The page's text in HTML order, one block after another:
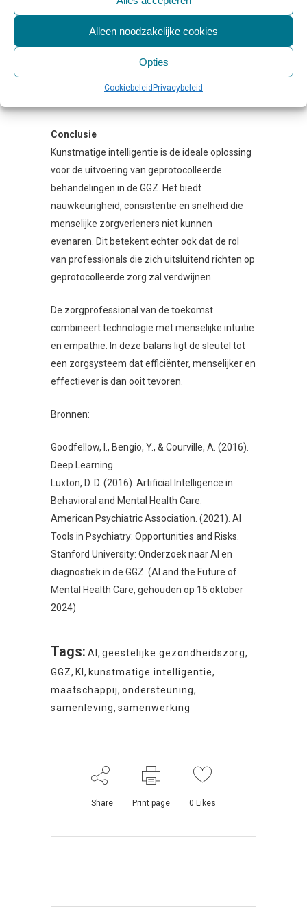
Alleen noodzakelijke cookies
Opties
Cookiebeleid Privacybeleid
standaardzorg, blijft de mens nodig voor
diagnostische en behandeluitdagingen buiten
de norm.
Empathie en relatie: De menselijke verbinding in
zorg blijft een kernwaarde die technologie niet
Conclusie
Kunstmatige intelligentie is de ideale oplossing
voor de uitvoering van geprotocolleerde
behandelingen in de GGZ. Het biedt
nauwkeurigheid, consistentie en snelheid die
menselijke zorgverleners niet kunnen
evenaren. Dit betekent echter ook dat de rol
van professionals die zich uitsluitend richten op
geprotocolleerde zorg zal verdwijnen.
De zorgprofessional van de toekomst
combineert technologie met menselijke intuïtie
en empathie. In deze balans ligt de sleutel tot
een zorgsysteem dat efficiënter, menselijker en
effectiever is dan ooit tevoren.
Bronnen:
Goodfellow, I., Bengio, Y., & Courville, A. (2016).
Deep Learning.
Luxton, D. D. (2016). Artificial Intelligence in
Behavioral and Mental Health Care.
American Psychiatric Association. (2021). AI
Tools in Psychiatry: Opportunities and Risks.
Stanford University: Onderzoek naar AI en
diagnostiek in de GGZ. (AI and the Future of
Mental Health Care, gehouden op 15 oktober
2024)
Tags: AI , geestelijke gezondheidszorg,
GGZ, KI , kunstmatige intelligentie,
maatschappij, ondersteuning,
samenleving, samenwerking
Share Print page 0 Likes